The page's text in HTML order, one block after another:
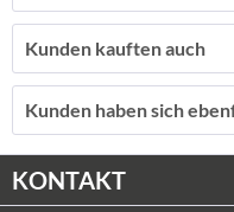
Kunden kauften auch
Kunden haben sich
KONTAKT